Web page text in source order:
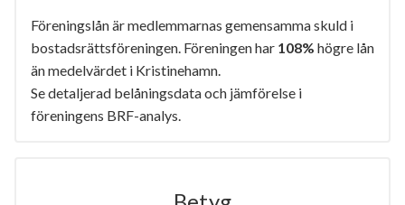
Föreningslån är medlemmarnas gemensamma skuld i
bostadsrättsföreningen. Föreningen har 108% högre lån
än medelvärdet i Kristinehamn.
Se detaljerad belåningsdata och jämförelse i
föreningens BRF-analys.